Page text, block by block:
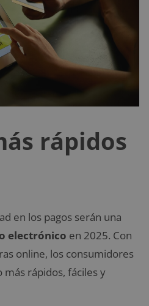
rápidos
en los pagos serán una
electrónico en 2025. Con
online, los consumidores
rápidos, fáciles y